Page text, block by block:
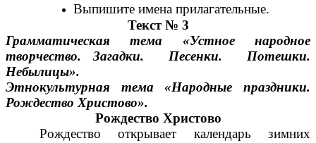
Выпишите имена прилагательные.
Текст № 3
Грамматическая тема «Устное народное
творчество. Загадки. Песенки. Потешки.
Небылицы».
Этнокультурная тема «Народные праздники.
Рождество Христово».
Рождество Христово
Рождество открывает календарь зимних